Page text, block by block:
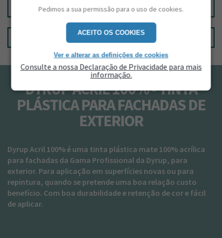
CALCULAR QUANTIDADES
ENCONTRE UMA LOJA
DYRUP ACRIL 100% - TINTA
PLÁSTICA PARA FACHADAS DE
EXTERIOR
Dyrup Acril 100% é uma tinta plástica mate 100% acrílica
para fachadas da Gama Profissional da Dyrup, para
exterior. Para aplicação em superfícies novas ou para
repintura, quando se pretende uma boa relação custo
benefício. Com boa durabilidade e retenção de cor e fácil
de aplicar.
Pedimos a sua permissão para o uso de cookies.
ACEITO OS COOKIES
Ver e alterar as definições de cookies
Consulte a nossa Declaração de Privacidade para mais
informação.